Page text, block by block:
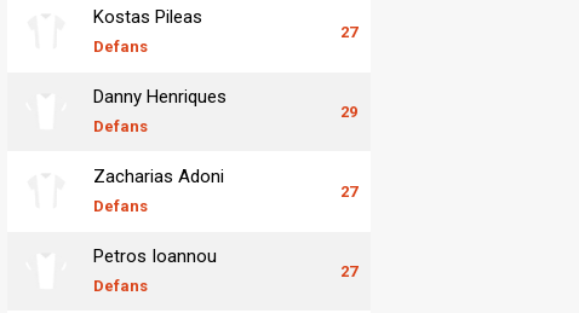
Kostas Pileas
Defans
27
Danny Henriques
Defans
29
Zacharias Adoni
Defans
27
Petros Ioannou
Defans
27